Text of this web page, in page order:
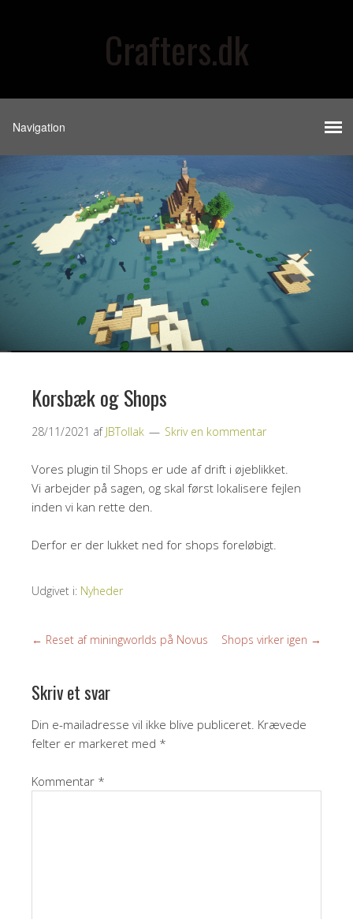
Crafters.dk
Korsbæk og Shops
28/11/2021 af JBTollak Skriv en kommentar
Vores plugin til Shops er ude af drift i øjeblikket.
Vi arbejder på sagen, og skal først lokalisere fejlen
inden vi kan rette den.
Derfor er der lukket ned for shops foreløbigt.
Udgivet i: Nyheder
← Reset af miningworlds på Novus Shops virker igen →
Skriv et svar
Din e-mailadresse vil ikke blive publiceret. Krævede
felter er markeret med *
Kommentar *